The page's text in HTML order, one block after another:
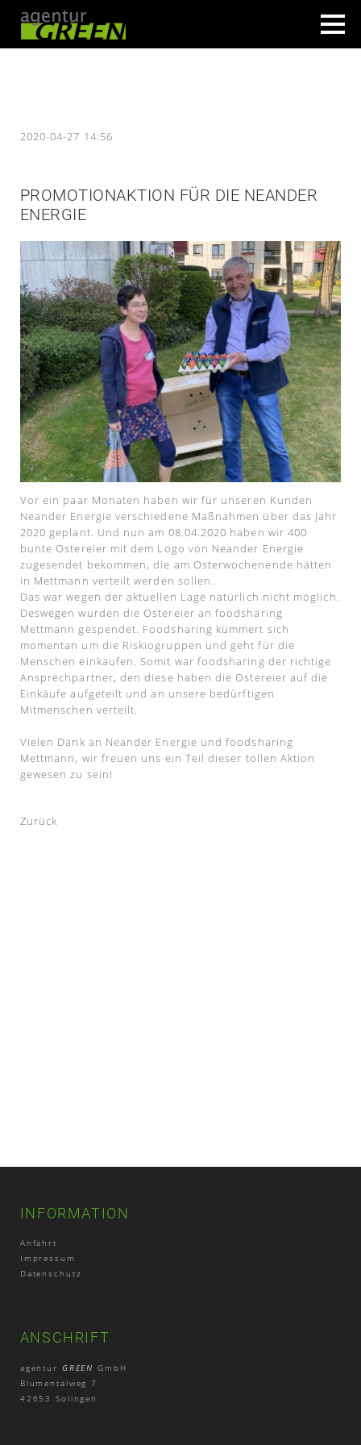
2020-04-27 14:56
PROMOTIONAKTION FÜR DIE NEANDER
ENERGIE
Vor ein paar Monaten haben wir für unseren Kunden
Neander Energie verschiedene Maßnahmen über das Jahr
2020 geplant. Und nun am 08.04.2020 haben wir 400
bunte Ostereier mit dem Logo von Neander Energie
zugesendet bekommen, die am Osterwochenende hätten
in Mettmann verteilt werden sollen.
Das war wegen der aktuellen Lage natürlich nicht möglich.
Deswegen wurden die Ostereier an foodsharing
Mettmann gespendet. Foodsharing kümmert sich
momentan um die Riskiogruppen und geht für die
Menschen einkaufen. Somit war foodsharing der richtige
Ansprechpartner, den diese haben die Ostereier auf die
Einkäufe aufgeteilt und an unsere bedürftigen
Mitmenschen verteilt.
Vielen Dank an Neander Energie und foodsharing
Mettmann, wir freuen uns ein Teil dieser tollen Aktion
gewesen zu sein!
Zurück
INFORMATION
Anfahrt
Impressum
Datenschutz
ANSCHRIFT
agentur GREEN GmbH
Blumentalweg 7
42653 Solingen